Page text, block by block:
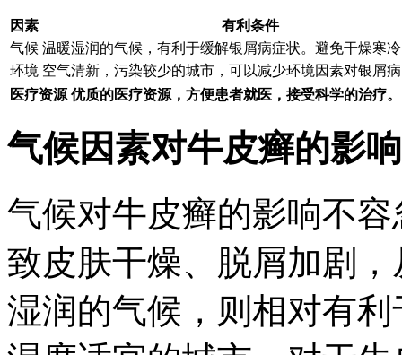
因素
有利条件
气候 温暖湿润的气候，有利于缓解银屑病症状。避免干燥寒
环境 空气清新，污染较少的城市，可以减少环境因素对银屑
医疗资源 优质的医疗资源，方便患者就医，接受科学的治疗。
气候因素对牛皮癣的影响
气候对牛皮癣的影响不
致皮肤干燥、脱屑加剧
湿润的气候，则相对有